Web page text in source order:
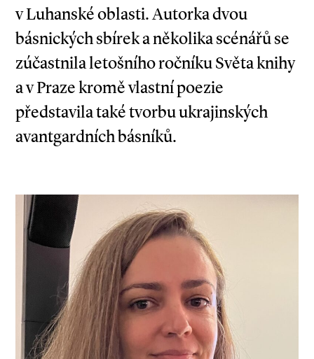
v Luhanské oblasti. Autorka dvou
básnických sbírek a několika scénářů se
zúčastnila letošního ročníku Světa knihy
a v Praze kromě vlastní poezie
představila také tvorbu ukrajinských
avantgardních básníků.